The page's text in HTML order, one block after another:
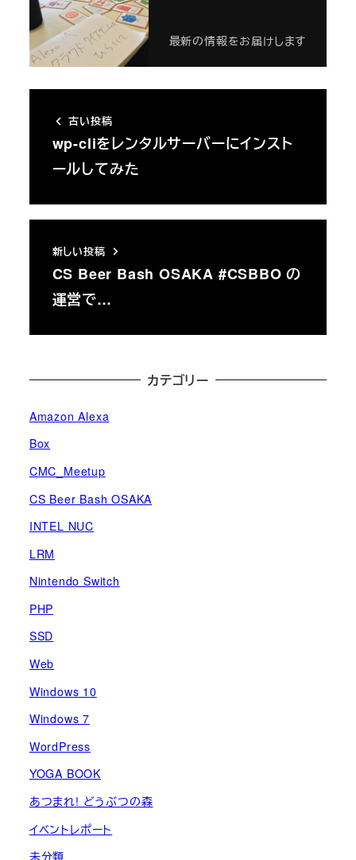
最新の情報をお届けします
古い投稿
wp-cliをレンタルサーバーにインスト
ールしてみた
新しい投稿
CS Beer Bash OSAKA #CSBBO の
運営で…
カテゴリー
Amazon Alexa
Box
CMC_Meetup
CS Beer Bash OSAKA
INTEL NUC
LRM
Nintendo Switch
PHP
SSD
Web
Windows 10
Windows 7
WordPress
YOGA BOOK
あつまれ! どうぶつの森
イベントレポート
未分類